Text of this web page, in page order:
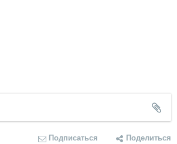
Подписаться Поделиться